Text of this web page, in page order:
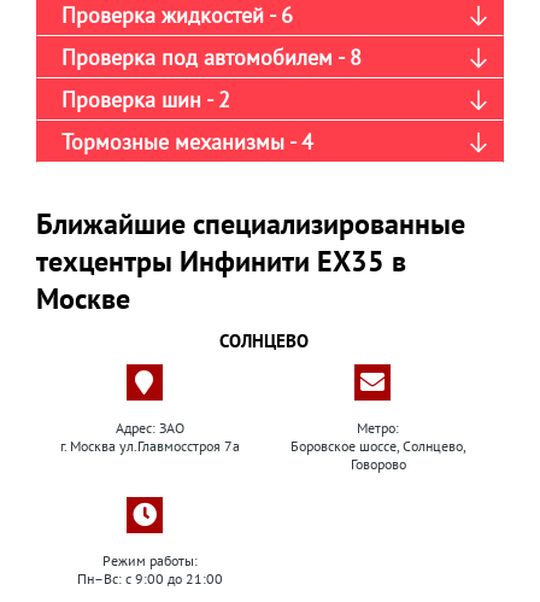
Проверка жидкостей - 6
Проверка под автомобилем - 8
Проверка шин - 2
Тормозные механизмы - 4
Ближайшие специализированные
техцентры Инфинити ЕХ35 в
Москве
СОЛНЦЕВО
Адрес: ЗАО
г. Москва ул.Главмосстроя 7а
Метро:
Боровское шоссе, Солнцево,
Говорово
Режим работы:
Пн–Вс: с 9:00 до 21:00